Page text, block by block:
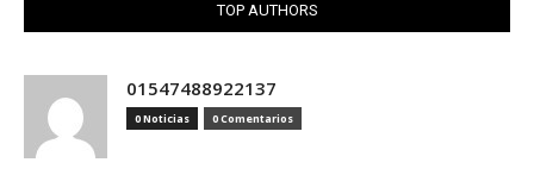
TOP AUTHORS
01547488922137
0 Noticias 0 Comentarios